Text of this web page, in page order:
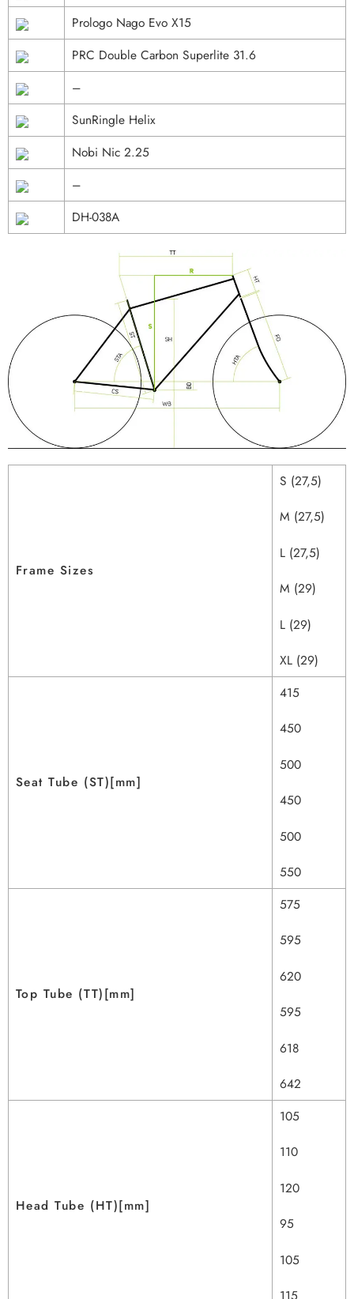
Prologo Nago Evo X15
PRC Double Carbon Superlite 31.6
–
SunRingle Helix
Nobi Nic 2.25
–
DH-038A
Frame Sizes
S (27,5)
M (27,5)
L (27,5)
M (29)
L (29)
XL (29)
Seat Tube (ST)[mm]
415
450
500
450
500
550
Top Tube (TT)[mm]
575
595
620
595
618
642
Head Tube (HT)[mm]
105
110
120
95
105